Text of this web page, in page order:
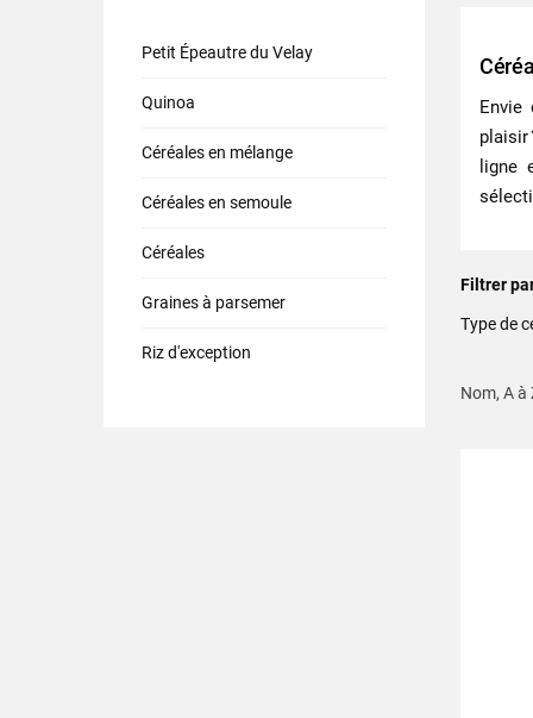
Petit Épeautre du Velay
Quinoa
Céréales en mélange
Céréales en semoule
Céréales
Graines à parsemer
Riz d'exception
plaisir
ligne
Filtrer
Type de
Nom, A à